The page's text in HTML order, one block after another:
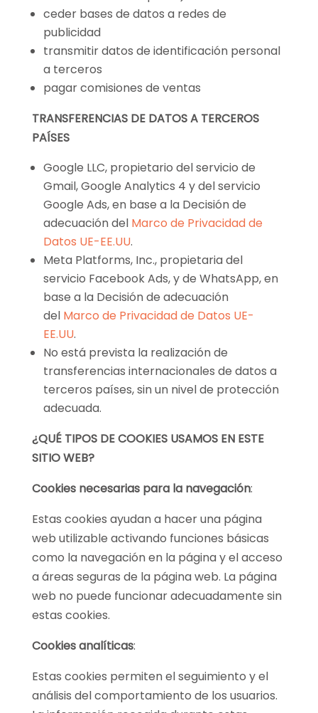
ceder bases de datos a redes de
publicidad
transmitir datos de identificación personal
a terceros
pagar comisiones de ventas
TRANSFERENCIAS DE DATOS A TERCEROS
PAÍSES
Google LLC, propietario del servicio de
Gmail, Google Analytics 4 y del servicio
Google Ads, en base a la Decisión de
adecuación del Marco de Privacidad de
Datos UE-EE.UU.
Meta Platforms, Inc., propietaria del
servicio Facebook Ads, y de WhatsApp, en
base a la Decisión de adecuación
del Marco de Privacidad de Datos UE-
EE.UU.
No está prevista la realización de
transferencias internacionales de datos a
terceros países, sin un nivel de protección
adecuada.
¿QUÉ TIPOS DE COOKIES USAMOS EN ESTE
SITIO WEB?
Cookies necesarias para la navegación:
Estas cookies ayudan a hacer una página
web utilizable activando funciones básicas
como la navegación en la página y el acceso
a áreas seguras de la página web. La página
web no puede funcionar adecuadamente sin
estas cookies.
Cookies analíticas:
Estas cookies permiten el seguimiento y el
análisis del comportamiento de los usuarios.